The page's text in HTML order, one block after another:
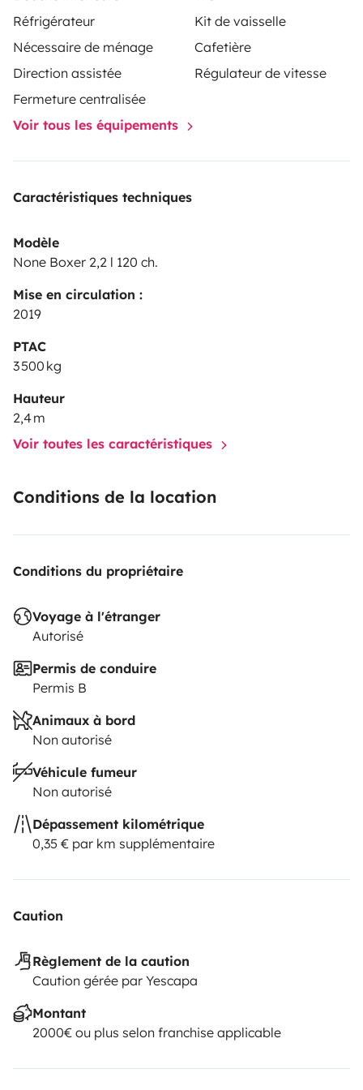
Réfrigérateur
Kit de vaisselle
Nécessaire de ménage
Cafetière
Direction assistée
Régulateur de vitesse
Fermeture centralisée
Voir tous les équipements
Caractéristiques techniques
Modèle
None Boxer 2,2 l 120 ch.
Mise en circulation :
2019
PTAC
3 500 kg
Hauteur
2,4 m
Voir toutes les caractéristiques
Conditions de la location
Conditions du propriétaire
Voyage à l'étranger
Autorisé
Permis de conduire
Permis B
Animaux à bord
Non autorisé
Véhicule fumeur
Non autorisé
Dépassement kilométrique
0,35 € par km supplémentaire
Caution
Règlement de la caution
Caution gérée par Yescapa
Montant
2000€ ou plus selon franchise applicable